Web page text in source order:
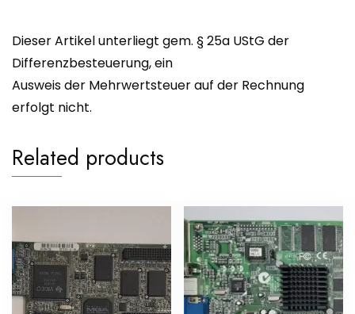
Dieser Artikel unterliegt gem. § 25a UStG der
Differenzbesteuerung, ein
Ausweis der Mehrwertsteuer auf der Rechnung
erfolgt nicht.
Related products